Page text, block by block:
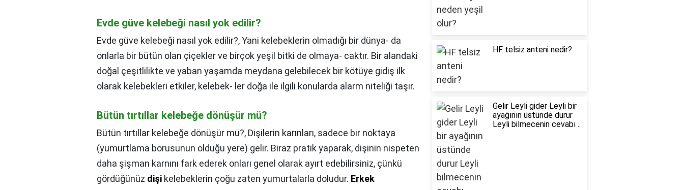
Evde güve kelebeği nasıl yok edilir?
Evde güve kelebeği nasıl yok edilir?,Yani kelebeklerin olmadığı bir dünya- da
onlarla bir bütün olan çiçekler ve birçok yeşil bitki de olmaya- caktır. Bir alandaki
doğal çeşitlilikte ve yaban yaşamda meydana gelebilecek bir kötüye gidiş ilk
olarak kelebekleri etkiler, kelebek- ler doğa ile ilgili konularda alarm niteliği taşır.
Bütün tırtıllar kelebeğe dönüşür mü?
Bütün tırtıllar kelebeğe dönüşür mü?, Dişilerin karınları, sadece bir noktaya
(yumurtlama borusunun olduğu yere) gelir. Biraz pratik yaparak, dişinin nispeten
daha şişman karnını fark ederek onları genel olarak ayırt edebilirsiniz, çünkü
gördüğünüz dişi kelebeklerin çoğu zaten yumurtalarla doludur. Erkek
HF telsiz anteni nedir?
Gelir Leyli gider Leyli bir
ayağının üstünde durur
Leyli bilmecenin cevabı ..